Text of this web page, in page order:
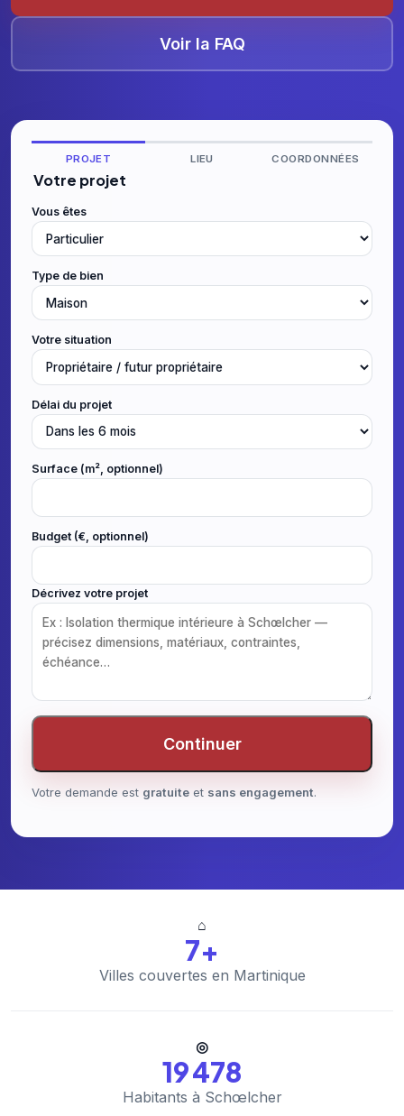
Voir la FAQ
PROJET LIEU COORDONNÉES
Votre projet
Vous êtes
Type de bien
Votre situation
Délai du projet
Surface (m², optionnel)
Budget (€, optionnel)
Décrivez votre projet
Continuer
Votre demande est gratuite et sans engagement.
⌂
7+
Villes couvertes en Martinique
◎
19 478
Habitants à Schœlcher